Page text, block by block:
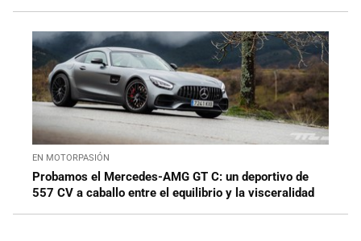
EN MOTORPASIÓN
Probamos el Mercedes-AMG GT C: un deportivo de
557 CV a caballo entre el equilibrio y la visceralidad